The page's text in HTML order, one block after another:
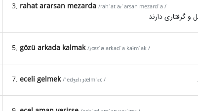
3. rahat ararsan mezarda /rahˈat aɾˈarsan mezardˈa /
گرفتاری دارند
5. gözü arkada kalmak /ɟœzˈø arkadˈa kaɫmˈak /
7. eceli gelmek /ˈedʒɛlɪ ɟælmˈɛc /